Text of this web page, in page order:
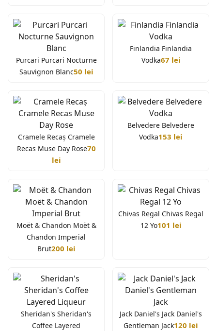
Purcari Purcari Nocturne
Sauvignon Blanc50 lei
Finlandia Finlandia
Vodka67 lei
Cramele Recaș Cramele
Recas Muse Day Rose70
lei
Belvedere Belvedere
Vodka153 lei
Moët & Chandon Moët &
Chandon Imperial
Brut200 lei
Chivas Regal Chivas Regal
12 Yo101 lei
Sheridan's Sheridan's
Coffee Layered
Jack Daniel's Jack Daniel's
Gentleman Jack120 lei